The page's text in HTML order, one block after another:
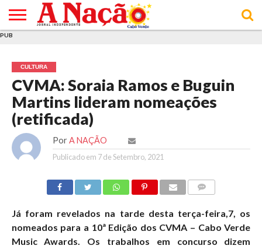
E DE
COOKIES
DE
UTILIZAÇÃO
PUB
CULTURA
CVMA: Soraia Ramos e Buguin
Martins lideram nomeações
(retificada)
Por A NAÇÃO
Publicado em 7 de Setembro, 2021
Já foram revelados na tarde desta terça-feira,7, os
nomeados para a 10ª Edição dos CVMA – Cabo Verde
Music Awards. Os trabalhos em concurso dizem